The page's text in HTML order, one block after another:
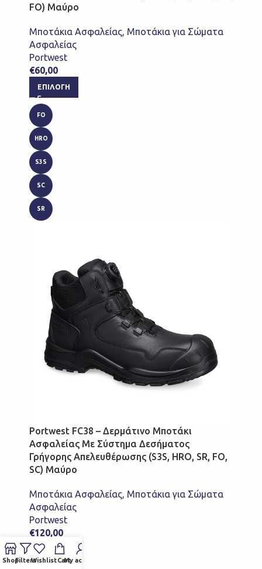
FO) Μαύρο
Μποτάκια Ασφαλείας, Μποτάκια για Σώματα
Ασφαλείας
Portwest
€60,00
ΕΠΙΛΟΓΉ
FO
HRO
S3S
SC
SR
Portwest FC38 – Δερμάτινο Μποτάκι
Ασφαλείας Με Σύστημα Δεσήματος
Γρήγορης Απελευθέρωσης (S3S, HRO, SR, FO,
SC) Μαύρο
Μποτάκια Ασφαλείας, Μποτάκια για Σώματα
Ασφαλείας
Portwest
€120,00
ΕΠΙΛΟΓΉ
ShopFiltersWishlist CartMy account